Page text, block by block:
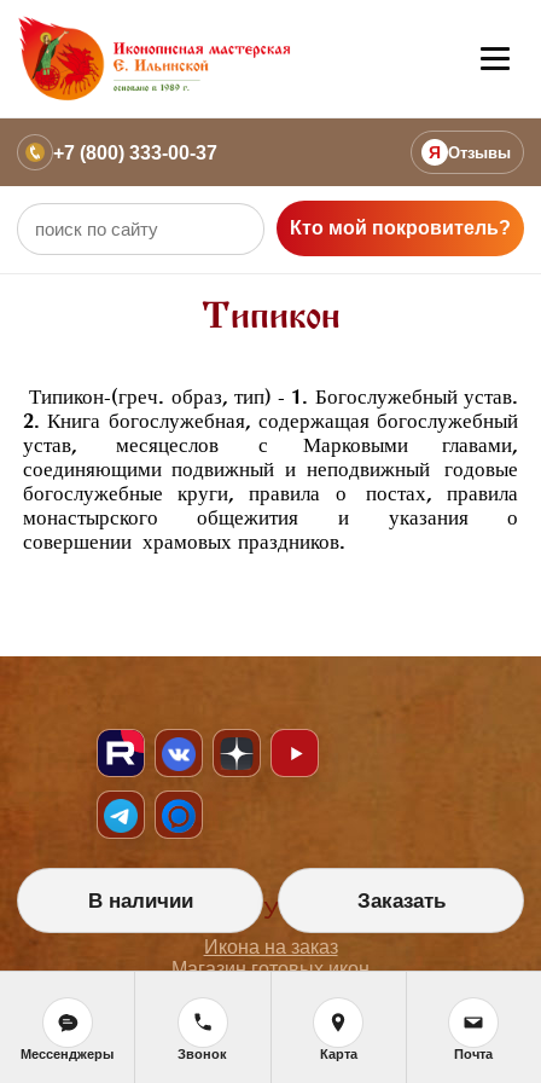
+7 (800) 333-00-37 Я Отзывы
Кто мой покровитель?
Типикон
Типикон-(греч. образ, тип) - 1. Богослужебный устав.
2. Книга богослужебная, содержащая богослужебный
устав,месяцеслов с Марковыми главами,
соединяющими подвижный и неподвижныйгодовые
богослужебные круги, правила о постах, правила
монастырского общежития и указания о
совершении храмовых праздников.
НАШИ УСЛУГИ
Икона на заказ
Магазин готовых икон
Реставрация
В наличии Заказать
Мессенджеры Звонок Карта Почта